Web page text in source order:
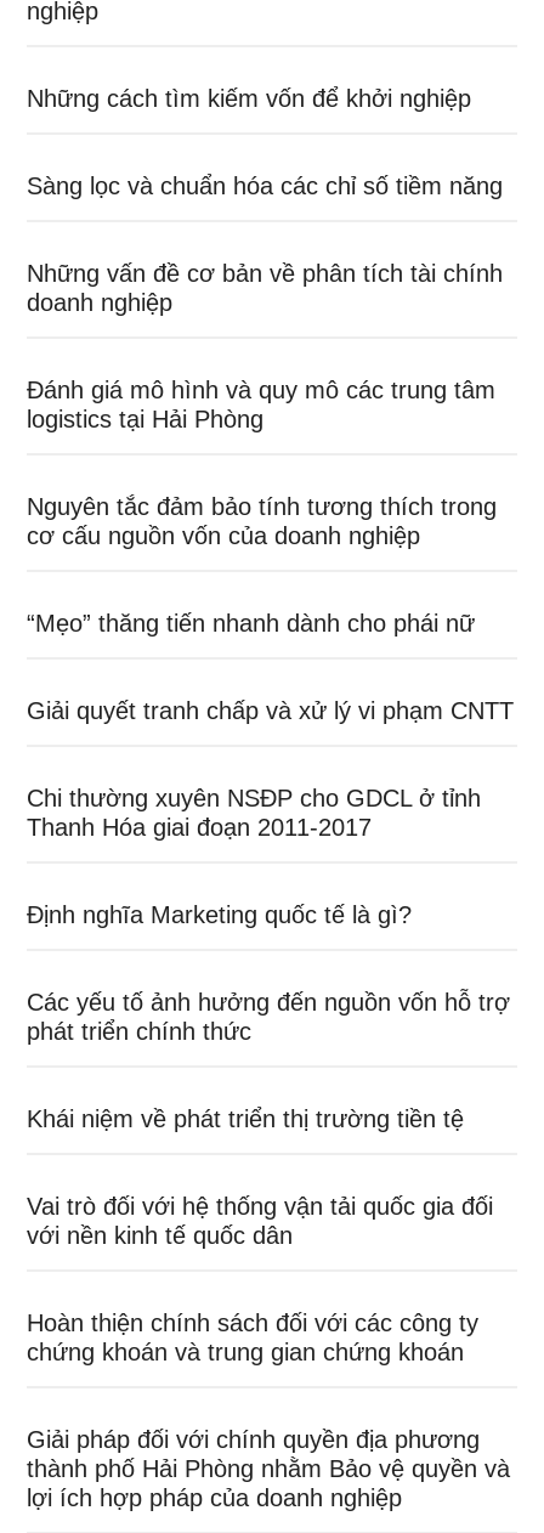
nghiệp
Những cách tìm kiếm vốn để khởi nghiệp
Sàng lọc và chuẩn hóa các chỉ số tiềm năng
Những vấn đề cơ bản về phân tích tài chính
doanh nghiệp
Đánh giá mô hình và quy mô các trung tâm
logistics tại Hải Phòng
Nguyên tắc đảm bảo tính tương thích trong
cơ cấu nguồn vốn của doanh nghiệp
“Mẹo” thăng tiến nhanh dành cho phái nữ
Giải quyết tranh chấp và xử lý vi phạm CNTT
Chi thường xuyên NSĐP cho GDCL ở tỉnh
Thanh Hóa giai đoạn 2011-2017
Định nghĩa Marketing quốc tế là gì?
Các yếu tố ảnh hưởng đến nguồn vốn hỗ trợ
phát triển chính thức
Khái niệm về phát triển thị trường tiền tệ
Vai trò đối với hệ thống vận tải quốc gia đối
với nền kinh tế quốc dân
Hoàn thiện chính sách đối với các công ty
chứng khoán và trung gian chứng khoán
Giải pháp đối với chính quyền địa phương
thành phố Hải Phòng nhằm Bảo vệ quyền và
lợi ích hợp pháp của doanh nghiệp